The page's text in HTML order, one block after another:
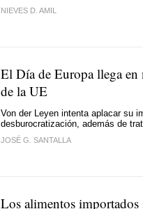
NIEVES D. AMIL
El Día de Europa llega en
de la UE
Von der Leyen intenta aplacar su
desburocratización, además de
JOSÉ G. SANTALLA
Los alimentos importados